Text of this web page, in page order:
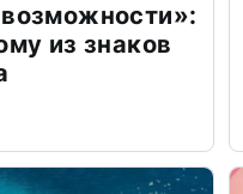
из знаков